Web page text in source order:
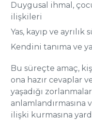
Duygusal ihmal,
ilişkileri
Yas, kayıp ve ayrılık
Kendini tanıma ve
Bu süreçte amaç,
ona hazır cevaplar
yaşadığı
anlamlandırmasına
ilişki kurmasına